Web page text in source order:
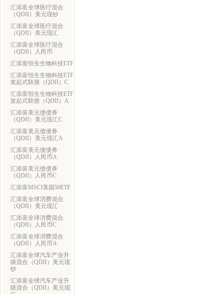
汇添富全球医疗混合
（QDII）美元现钞
汇添富全球医疗混合
（QDII）美元现汇
汇添富全球医疗混合
（QDII）人民币
汇添富恒生生物科技ETF
汇添富恒生生物科技ETF
发起式联接（QDII）C
汇添富恒生生物科技ETF
发起式联接（QDII）A
汇添富美元债债券
（QDII）美元现汇C
汇添富美元债债券
（QDII）美元现汇A
汇添富美元债债券
（QDII）人民币A
汇添富美元债债券
（QDII）人民币C
汇添富MSCI美国50ETF
汇添富全球消费混合
（QDII）美元现汇
汇添富全球消费混合
（QDII）人民币C
汇添富全球消费混合
（QDII）人民币A
汇添富全球汽车产业升
级混合（QDII）美元现
钞
汇添富全球汽车产业升
级混合（QDII）美元现